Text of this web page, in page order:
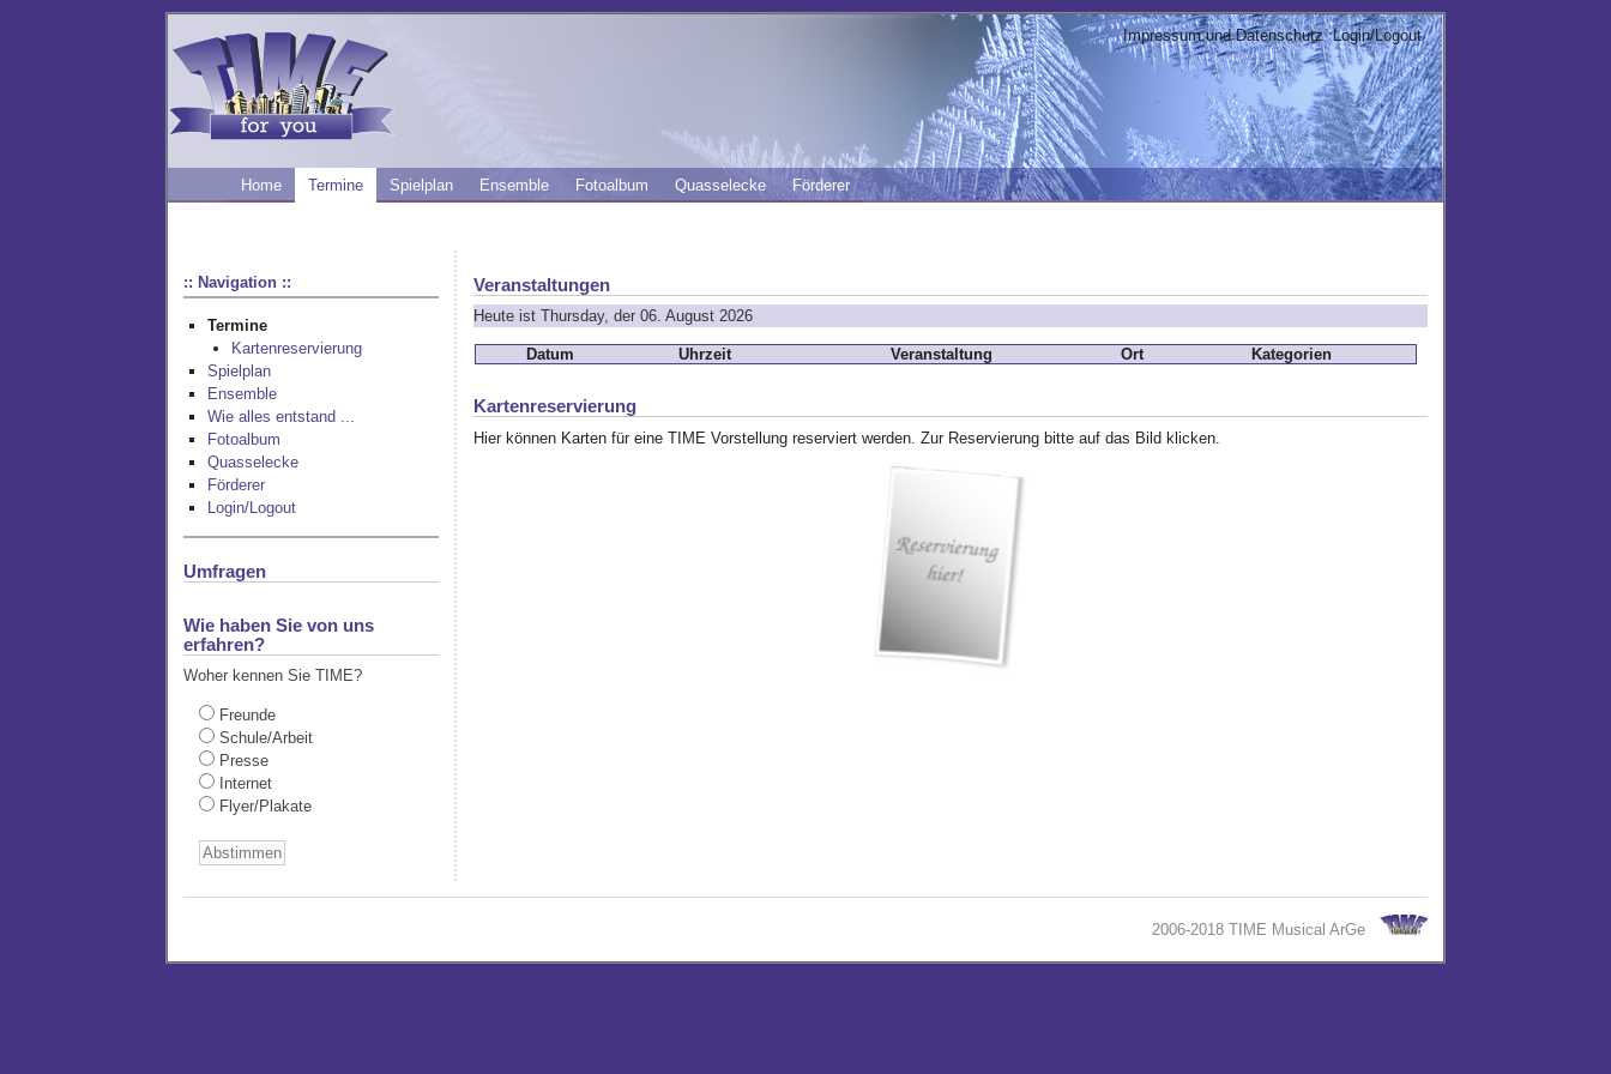
Impressum und Datenschutz Login/Logout
Home Termine Spielplan Ensemble Fotoalbum Quasselecke Förderer
:: Navigation ::
Termine
Kartenreservierung
Spielplan
Ensemble
Wie alles entstand ...
Fotoalbum
Quasselecke
Förderer
Login/Logout
Umfragen
Wie haben Sie von uns
erfahren?
Woher kennen Sie TIME?
Freunde
Schule/Arbeit
Presse
Internet
Flyer/Plakate
Veranstaltungen
Heute ist Thursday, der 06. August 2026
Datum Uhrzeit Veranstaltung Ort Kategorien
Kartenreservierung
Hier können Karten für eine TIME Vorstellung reserviert werden. Zur Reservierung bitte auf das Bild klicken.
2006-2018 TIME Musical ArGe